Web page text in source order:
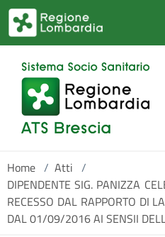
Salta al contenuto principale
Home / Atti /
DIPENDENTE SIG. PANIZZA
RECESSO DAL RAPPORTO DI
DAL 01/09/2016 AI SENSII